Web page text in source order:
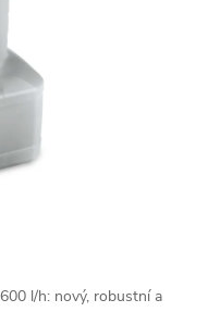
l/h: nový, robustní a